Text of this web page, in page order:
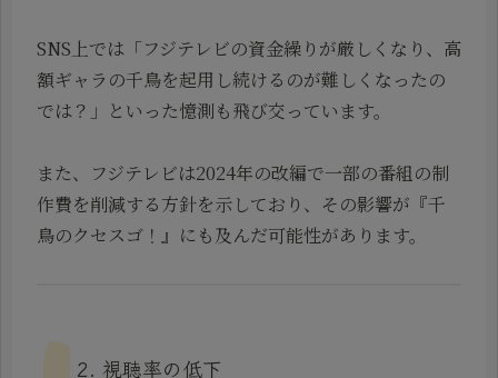
SNS上では「フジテレビの資金繰りが厳しくなり、高
額ギャラの千鳥を起用し続けるのが難しくなったの
では？」といった憶測も飛び交っています。
また、フジテレビは2024年の改編で一部の番組の制
作費を削減する方針を示しており、その影響が『千
鳥のクセスゴ！』にも及んだ可能性があります。
2. 視聴率の低下